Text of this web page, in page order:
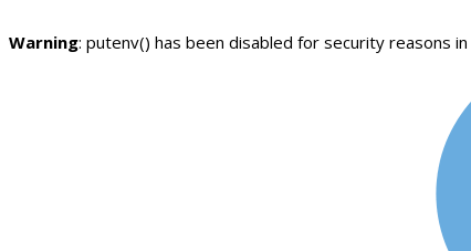
Warning: putenv() has been disabled for security reasons in